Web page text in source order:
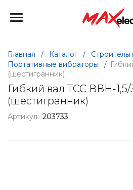
Главная / Каталог /
Портативные вибраторы
/
(шестигранник)
Гибкий вал ТСС ВВН-
(шестигранник)
Артикул: 203733